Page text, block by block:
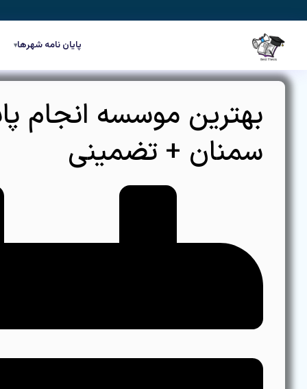
به
محتوا
پایان نامه شهرها▾
بهترین موسسه انجام
سمنان + تضمینی